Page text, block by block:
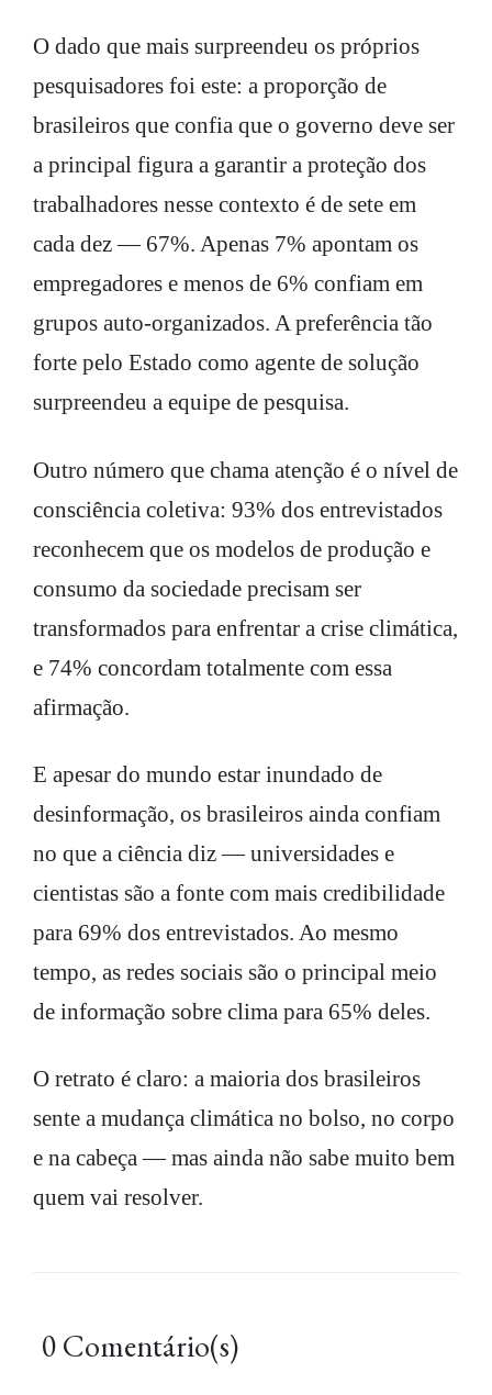
O dado que mais surpreendeu os próprios
pesquisadores foi este: a proporção de
brasileiros que confia que o governo deve ser
a principal figura a garantir a proteção dos
trabalhadores nesse contexto é de sete em
cada dez — 67%. Apenas 7% apontam os
empregadores e menos de 6% confiam em
grupos auto-organizados. A preferência tão
forte pelo Estado como agente de solução
surpreendeu a equipe de pesquisa.
Outro número que chama atenção é o nível de
consciência coletiva: 93% dos entrevistados
reconhecem que os modelos de produção e
consumo da sociedade precisam ser
transformados para enfrentar a crise climática,
e 74% concordam totalmente com essa
afirmação.
E apesar do mundo estar inundado de
desinformação, os brasileiros ainda confiam
no que a ciência diz — universidades e
cientistas são a fonte com mais credibilidade
para 69% dos entrevistados. Ao mesmo
tempo, as redes sociais são o principal meio
de informação sobre clima para 65% deles.
O retrato é claro: a maioria dos brasileiros
sente a mudança climática no bolso, no corpo
e na cabeça — mas ainda não sabe muito bem
quem vai resolver.
0 Comentário(s)